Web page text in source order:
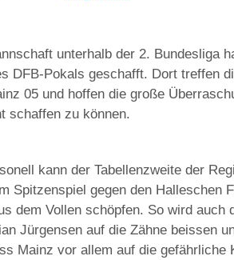
unterhalb der 2. Bundesliga
DFB-Pokals geschafft. Dort treffen
05 und hoffen die große
schaffen zu können.
kann der Tabellenzweite der
Spitzenspiel gegen den Halleschen
dem Vollen schöpfen. So wird auch
Jürgensen auf die Zähne beissen
Mainz vor allem auf die gefährliche